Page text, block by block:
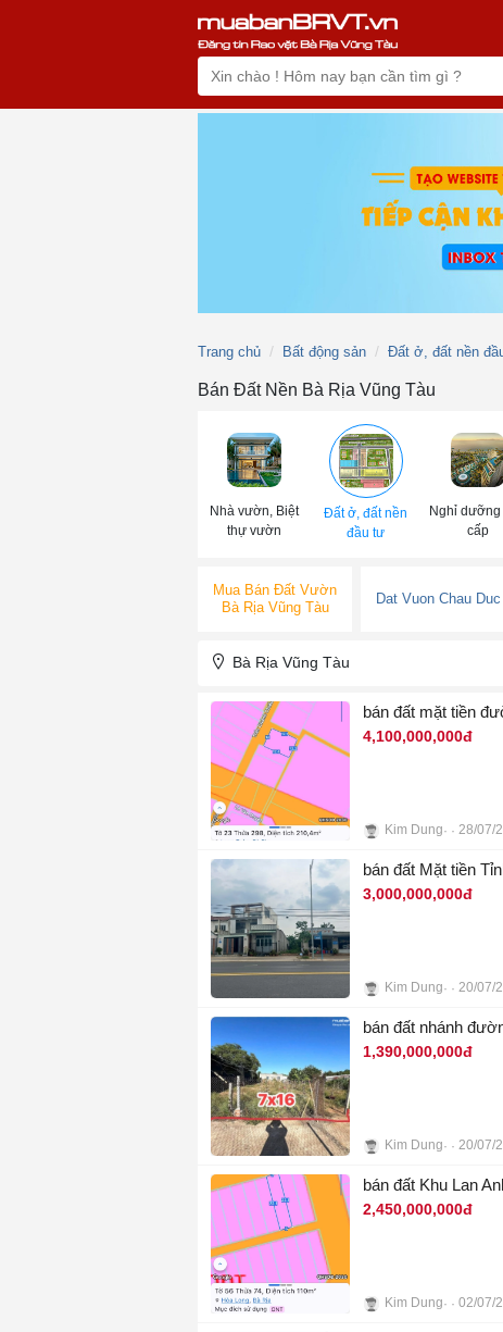
Trang chủ Bất động sản Đất ở, đất nền
Bán Đất Nền Bà Rịa Vũng Tàu
Nhà vườn, Biệt
thự vườn
Đất ở, đất nền
đầu tư
Nghỉ dưỡng
cấp
Mua Bán Đất Vườn
Bà Rịa Vũng Tàu
Dat Vuon Chau Duc
Bà Rịa Vũng Tàu
bán đất mặt tiền
4,100,000,000đ
Kim Dung 28/07/
bán đất Mặt tiền
3,000,000,000đ
Kim Dung 20/07/
bán đất nhánh
1,390,000,000đ
Kim Dung 20/07/
bán đất Khu Lan
2,450,000,000đ
Kim Dung 02/07/